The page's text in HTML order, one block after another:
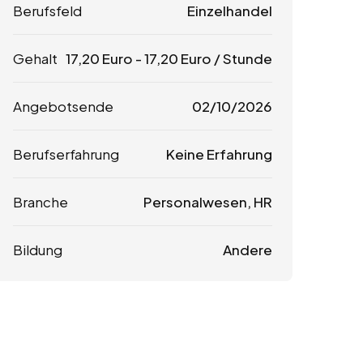
Berufsfeld Einzelhandel
Gehalt 17,20 Euro -17,20 Euro / Stunde
Angebotsende 02/10/2026
Berufserfahrung Keine Erfahrung
Branche Personalwesen, HR
Bildung Andere